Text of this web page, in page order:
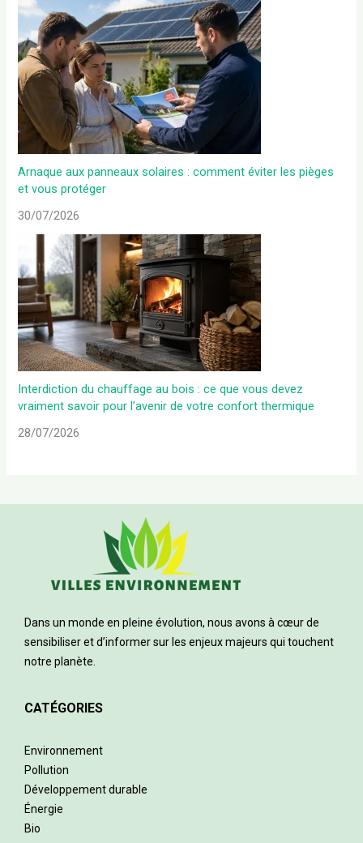
Arnaque aux panneaux solaires : comment éviter les pièges
et vous protéger
30/07/2026
Interdiction du chauffage au bois : ce que vous devez
vraiment savoir pour l’avenir de votre confort thermique
28/07/2026
Dans un monde en pleine évolution, nous avons à cœur de
sensibiliser et d’informer sur les enjeux majeurs qui touchent
notre planète.
CATÉGORIES
Environnement
Pollution
Développement durable
Énergie
Bio